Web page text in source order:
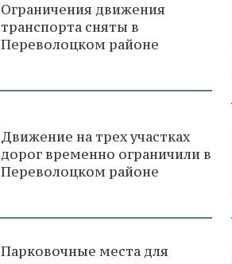
Ограничения движения
транспорта сняты в
Переволоцком районе
Движение на трех участках
дорог временно ограничили в
Переволоцком районе
Парковочные места для